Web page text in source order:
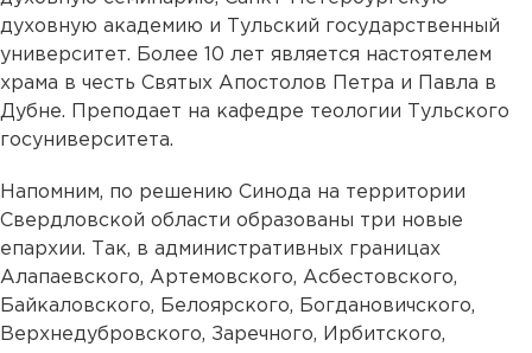
духовную академию и Тульский государственный
университет. Более 10 лет является настоятелем
храма в честь Святых Апостолов Петра и Павла в
Дубне. Преподает на кафедре теологии Тульского
госуниверситета.
Напомним, по решению Синода на территории
Свердловской области образованы три новые
епархии. Так, в административных границах
Алапаевского, Артемовского, Асбестовского,
Байкаловского, Белоярского, Богдановичского,
Верхнедубровского, Заречного, Ирбитского,